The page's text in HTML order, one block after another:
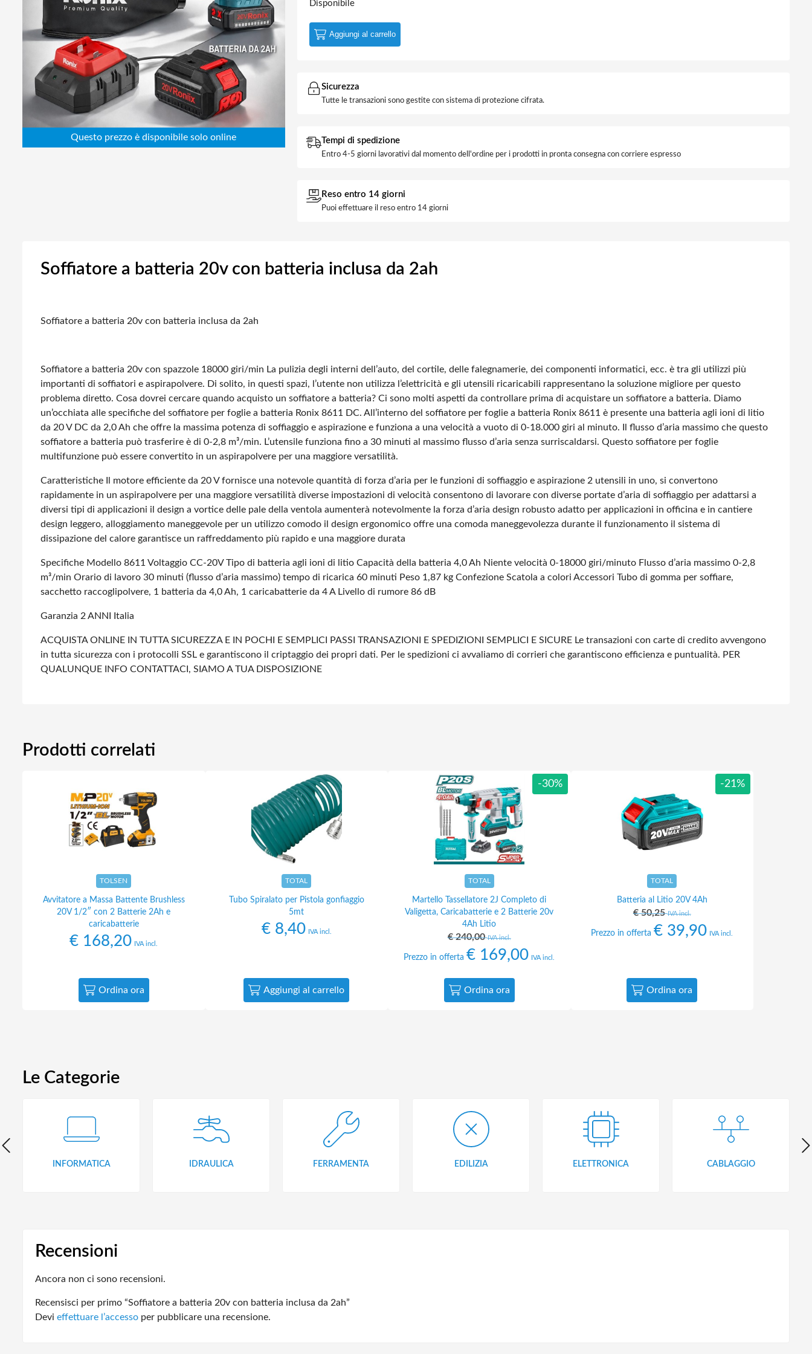
Abbigliamento da lavoro
Alimentatori
Batterie
Elettricità
Cablaggio
Elettronica
Edilizia
Disponibile
Aggiungi al carrello
Sicurezza
Tutte le transazioni sono gestite con sistema di protezione cifrata.
Tempi di spedizione
Entro 4-5 giorni lavorativi dal momento dell'ordine per i prodotti in pronta consegna con corriere espresso
Reso entro 14 giorni
Puoi effettuare il reso entro 14 giorni
Soffiatore a batteria 20v con batteria inclusa da 2ah
Soffiatore a batteria 20v con batteria inclusa da 2ah
Soffiatore a batteria 20v con spazzole 18000 giri/min La pulizia degli interni dell’auto, del cortile, delle falegnamerie, dei componenti informatici, ecc. è tra gli utilizzi più
importanti di soffiatori e aspirapolvere. Di solito, in questi spazi, l’utente non utilizza l’elettricità e gli utensili ricaricabili rappresentano la soluzione migliore per questo
problema diretto. Cosa dovrei cercare quando acquisto un soffiatore a batteria? Ci sono molti aspetti da controllare prima di acquistare un soffiatore a batteria. Diamo
un’occhiata alle specifiche del soffiatore per foglie a batteria Ronix 8611 DC. All’interno del soffiatore per foglie a batteria Ronix 8611 è presente una batteria agli ioni di litio
da 20 V DC da 2,0 Ah che offre la massima potenza di soffiaggio e aspirazione e funziona a una velocità a vuoto di 0-18.000 giri al minuto. Il flusso d’aria massimo che questo
soffiatore a batteria può trasferire è di 0-2,8 m³/min. L’utensile funziona fino a 30 minuti al massimo flusso d’aria senza surriscaldarsi. Questo soffiatore per foglie
multifunzione può essere convertito in un aspirapolvere per una maggiore versatilità.
Caratteristiche Il motore efficiente da 20 V fornisce una notevole quantità di forza d’aria per le funzioni di soffiaggio e aspirazione 2 utensili in uno, si convertono
rapidamente in un aspirapolvere per una maggiore versatilità diverse impostazioni di velocità consentono di lavorare con diverse portate d’aria di soffiaggio per adattarsi a
diversi tipi di applicazioni il design a vortice delle pale della ventola aumenterà notevolmente la forza d’aria design robusto adatto per applicazioni in officina e in cantiere
design leggero, alloggiamento maneggevole per un utilizzo comodo il design ergonomico offre una comoda maneggevolezza durante il funzionamento il sistema di
dissipazione del calore garantisce un raffreddamento più rapido e una maggiore durata
Specifiche Modello 8611 Voltaggio CC-20VTipo di batteria agli ioni di litio Capacità della batteria 4,0 Ah Niente velocità 0-18000 giri/minuto Flusso d’aria massimo 0-2,8
m³/min Orario di lavoro 30 minuti (flusso d’aria massimo) tempo di ricarica 60 minuti Peso 1,87 kg Confezione Scatola a colori Accessori Tubo di gomma per soffiare,
sacchetto raccoglipolvere, 1 batteria da 4,0 Ah, 1 caricabatterie da 4 ALivello di rumore 86 dB
Garanzia 2 ANNI Italia
ACQUISTA ONLINE IN TUTTA SICUREZZA E IN POCHI E SEMPLICI PASSI TRANSAZIONI E SPEDIZIONI SEMPLICI E SICURE Le transazioni con carte di credito avvengono
in tutta sicurezza con i protocolli SSL e garantiscono il criptaggio dei propri dati. Per le spedizioni ci avvaliamo di corrieri che garantiscono efficienza e puntualità. PER
QUALUNQUE INFO CONTATTACI, SIAMO A TUA DISPOSIZIONE
Prodotti correlati
TOLSEN
Avvitatore a Massa Battente Brushless
20V 1/2″ con 2 Batterie 2Ah e
caricabatterie
€ 168,20 IVA incl.
Ordina ora
TOTAL
Tubo Spiralato per Pistola gonfiaggio
5mt
€8,40 IVA incl.
Aggiungi al carrello
-30%
TOTAL
Martello Tassellatore 2J Completo di
Valigetta, Caricabatterie e 2 Batterie 20v
4Ah Litio
€240,00 IVA incl.
Prezzo in offerta€ 169,00 IVA incl.
Ordina ora
-21%
TOTAL
Batteria al Litio 20V 4Ah
€50,25 IVA incl.
Prezzo in offerta€ 39,90 IVA incl.
Ordina ora
Le Categorie
INFORMATICA IDRAULICA FERRAMENTA EDILIZIA ELETTRONICA CABLAGGIO
Recensioni
Ancora non ci sono recensioni.
Recensisci per primo “Soffiatore a batteria 20v con batteria inclusa da 2ah”
Devi effettuare l’accesso per pubblicare una recensione.